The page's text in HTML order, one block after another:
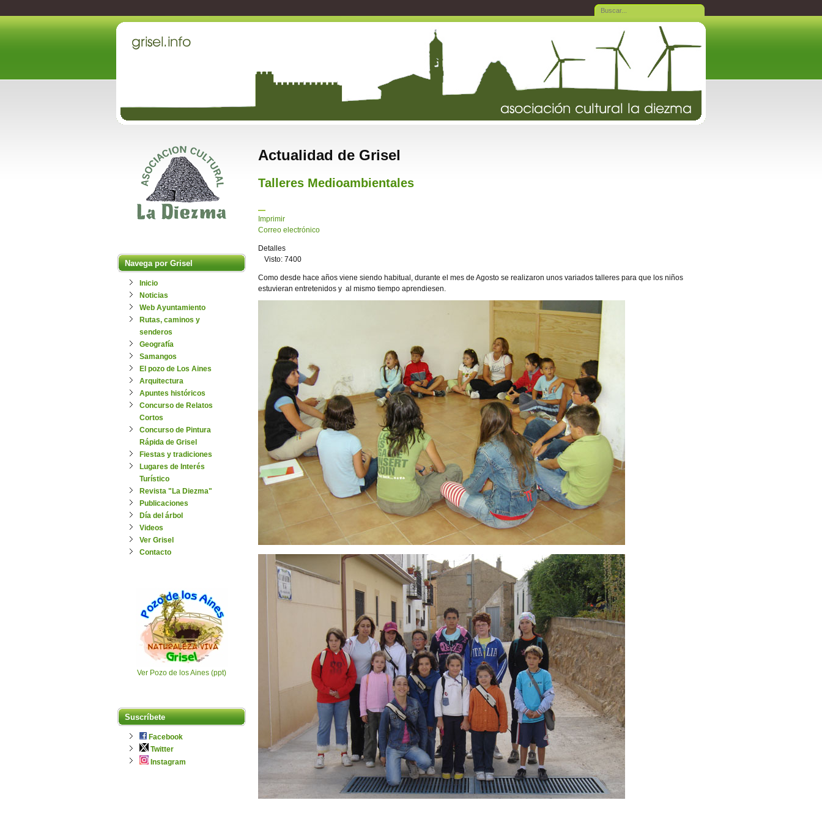
Navega por Grisel
Inicio
Noticias
Web Ayuntamiento
Rutas, caminos y
senderos
Geografía
Samangos
El pozo de Los Aines
Arquitectura
Apuntes históricos
Concurso de Relatos
Cortos
Concurso de Pintura
Rápida de Grisel
Fiestas y tradiciones
Lugares de Interés
Turístico
Revista "La Diezma"
Publicaciones
Día del árbol
Videos
Ver Grisel
Contacto
Ver Pozo de los Aines (ppt)
Suscríbete
Facebook
Twitter
Instagram
Actualidad de Grisel
Talleres Medioambientales
Imprimir
Correo electrónico
Detalles
Visto: 7400
Como desde hace años viene siendo habitual, durante el mes de Agosto se realizaron unos variados talleres para que los niños
estuvieran entretenidos y al mismo tiempo aprendiesen.